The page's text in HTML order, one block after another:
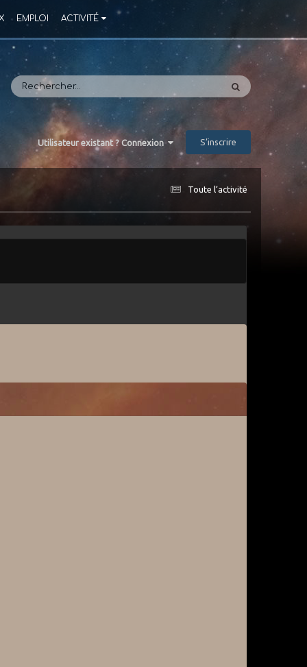
EMPLOI ACTIVITÉ
Utilisateur existant ? Connexion S’inscrire
Toute l’activité